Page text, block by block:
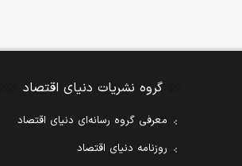
گروه نشریات دنیای اقتصاد
معرفی گروه رسانه‌ای دنیای اقتصاد
روزنامه دنیای اقتصاد